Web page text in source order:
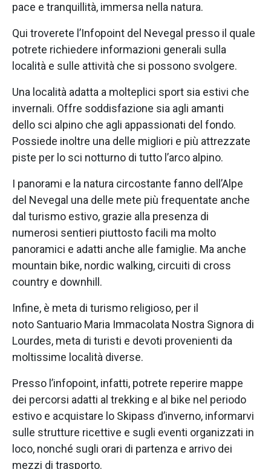
pace e tranquillità, immersa nella natura.
Qui troverete l’Infopoint del Nevegal presso il quale
potrete richiedere informazioni generali sulla
località e sulle attività che si possono svolgere.
Una località adatta a molteplici sport sia estivi che
invernali. Offre soddisfazione sia agli amanti
dello sci alpino che agli appassionati del fondo.
Possiede inoltre una delle migliori e più attrezzate
piste per lo sci notturno di tutto l’arco alpino.
I panorami e la natura circostante fanno dell’Alpe
del Nevegal una delle mete più frequentate anche
dal turismo estivo, grazie alla presenza di
numerosi sentieri piuttosto facili ma molto
panoramici e adatti anche alle famiglie. Ma anche
mountain bike, nordic walking, circuiti di cross
country e downhill.
Infine, è meta di turismo religioso, per il
noto Santuario Maria Immacolata Nostra Signora di
Lourdes, meta di turisti e devoti provenienti da
moltissime località diverse.
Presso l’infopoint, infatti, potrete reperire mappe
dei percorsi adatti al trekking e al bike nel periodo
estivo e acquistare lo Skipass d’inverno, informarvi
sulle strutture ricettive e sugli eventi organizzati in
loco, nonché sugli orari di partenza e arrivo dei
mezzi di trasporto.